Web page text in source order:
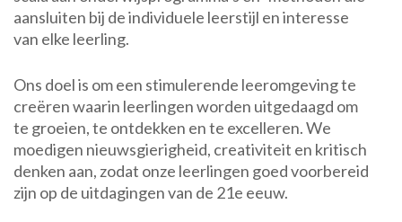
aansluiten bij de individuele leerstijl en interesse
van elke leerling.
Ons doel is om een stimulerende leeromgeving te
creëren waarin leerlingen worden uitgedaagd om
te groeien, te ontdekken en te excelleren. We
moedigen nieuwsgierigheid, creativiteit en kritisch
denken aan, zodat onze leerlingen goed voorbereid
zijn op de uitdagingen van de 21e eeuw.